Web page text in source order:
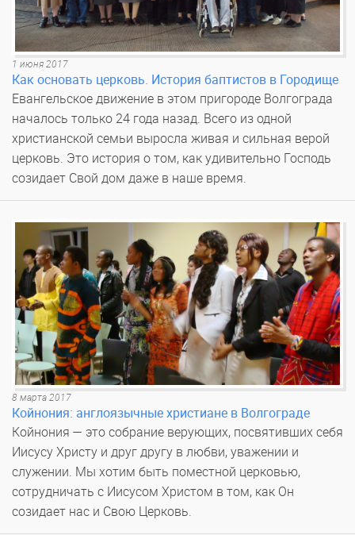
1 июня 2017
Как основать церковь. История баптистов в Городище
Евангельское движение в этом пригороде Волгограда
началось только 24 года назад. Всего из одной
христианской семьи выросла живая и сильная верой
церковь. Это история о том, как удивительно Господь
созидает Свой дом даже в наше время.
8 марта 2017
Койнония: англоязычные христиане в Волгограде
Койнония — это собрание верующих, посвятивших себя
Иисусу Христу и друг другу в любви, уважении и
служении. Мы хотим быть поместной церковью,
сотрудничать с Иисусом Христом в том, как Он
созидает нас и Свою Церковь.